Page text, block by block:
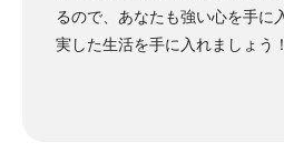
るので、あなたも強い心を手に
実した生活を手に入れましょう！